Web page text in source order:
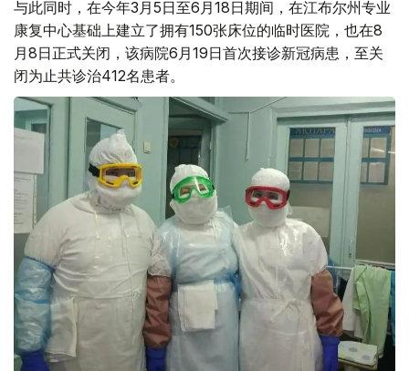
与此同时，在今年3月5日至6月18日期间，在江布尔州专业
康复中心基础上建立了拥有150张床位的临时医院，也在8
月8日正式关闭，该病院6月19日首次接诊新冠病患，至关
闭为止共诊治412名患者。